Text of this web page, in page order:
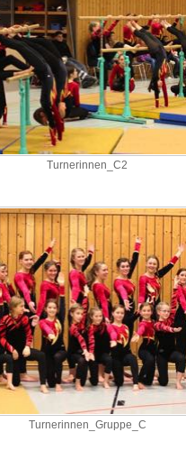
Turnerinnen_C2
Turnerinnen_Gruppe_C